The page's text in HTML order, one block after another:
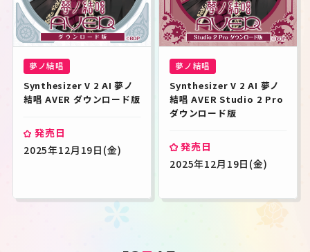
夢ノ結唱
Synthesizer V 2 AI 夢ノ
結唱 AVER ダウンロード版
発売日
2025年12月19日(金)
夢ノ結唱
Synthesizer V 2 AI 夢ノ
結唱 AVER Studio 2 Pro
ダウンロード版
発売日
2025年12月19日(金)